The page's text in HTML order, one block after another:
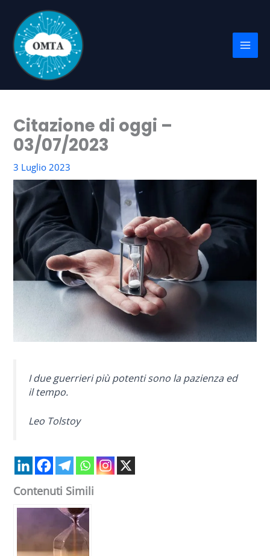
contenuto
Citazione di oggi –
03/07/2023
3 Luglio 2023
I due guerrieri più potenti sono la pazienza ed
il tempo.
Leo Tolstoy
Contenuti Simili